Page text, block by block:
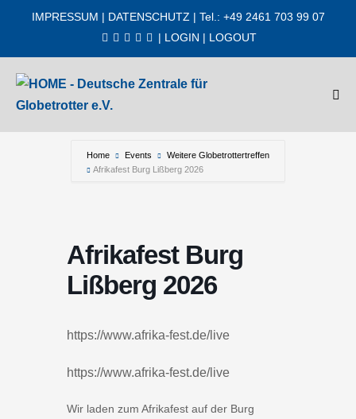
IMPRESSUM | DATENSCHUTZ | Tel.: +49 2461 703 99 07
| LOGIN | LOGOUT
Home Events
Weitere Globetrottertreffen
Afrikafest Burg Lißberg 2026
Afrikafest Burg
Lißberg 2026
https://www.afrika-fest.de/live
https://www.afrika-fest.de/live
Wir laden zum Afrikafest auf der Burg